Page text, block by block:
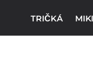
TRIČKÁ